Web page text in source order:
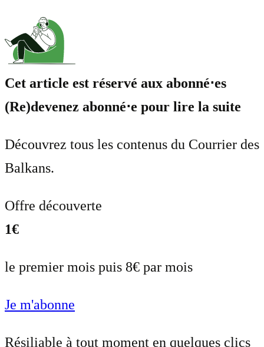
Cet article est réservé aux abonné⋅es
(Re)devenez abonné⋅e pour lire la suite
Découvrez tous les contenus du Courrier des
Balkans.
Offre découverte
1€
le premier mois puis 8€ par mois
Je m'abonne
Résiliable à tout moment en quelques clics